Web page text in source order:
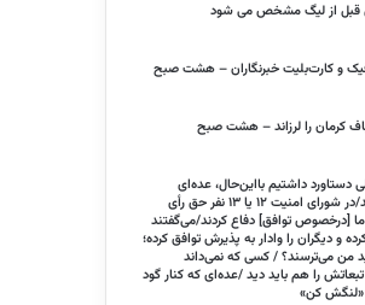
قبل از لیگ مشخص می شود
و کارت‌بلیت خبرنگاران – هشت صبح
دستاورد داشتیم بااین‌حال، عده‌ای
می‌گویند این افراد خائن‌اند/در شورای امنیت ۱۲ یا ۱۳ نفر حق رأی
از موضع ما [درخصوص توافق] دفاع کردند/می‌گفتند
و دیگران را وادار به پذیرش توافق کرده؛
من می‌ترسند؟ / کسی که نمی‌داند
را هم باید دید /عده‌ای که کنار گود
«لنگش کن»